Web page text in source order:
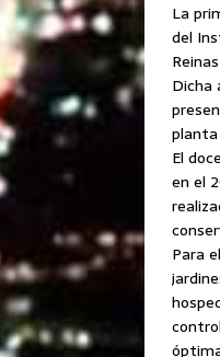
La
del
Dicha
planta
El
en el
Para